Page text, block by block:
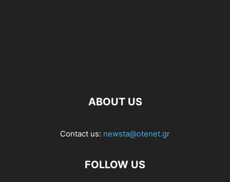
ABOUT US
Contact us: newsta@otenet.gr
FOLLOW US